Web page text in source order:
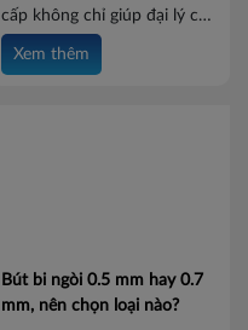
cấp không chỉ giúp đại lý có
nguồn hàng ổn định mà còn
tối ưu chi phí, đảm bảo chất
Xem thêm
Bút bi ngòi 0.5 mm hay 0.7
mm, nên chọn loại nào?